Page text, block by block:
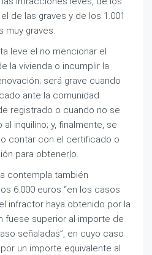
de las graves y de los 1.001
muy graves.
leve el no mencionar el
la vivienda o incumplir la
será grave cuando
ante la comunidad
registrado o cuando no se
inquilino; y, finalmente, se
contar con el certificado o
para obtenerlo.
contempla también
6.000 euros “en los casos
infractor haya obtenido por la
fuese superior al importe de
señaladas”, en cuyo caso
un importe equivalente al